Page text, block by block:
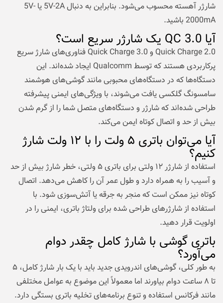
شارژر آهسته محسوب می‌شود. بنابراین به دنبال 5V-2A یا 5V-
2000mA باشید.
آیا QC 3.0 یک شارژر سریع است؟
Quick Charge 2.0 و Quick Charge 3.0 فناوری‌های شارژ سریع
پرکاربردی هستند که توسط Qualcomm ایجاد شده‌اند. این
دستگاه‌ها که در دستگاه‌های محبوبی مانند گوشی‌های هوشمند
سامسونگ گلکسی یافت می‌شوند، با ویژگی‌های ایمنی پیشرفته
طراحی شده‌اند که شارژر و دستگاه‌های متصل شما را از گرم شدن
بیش از حد و اتصال کوتاه ایمن می‌کند.
آیا می‌توان باتری ۵ ولت را با ۱۲ ولت شارژ
کنیم؟
استفاده از شارژر ۱۲ ولتی برای باتری ۵ ولتی، خطر شارژ بیش از حد
و آسیب را به همراه دارد و طول عمر آن را کاهش می‌دهد. اتصال
کوتاه نیز ممکن است که منجر به جرقه یا آتش‌سوزی شود. با
استفاده از شارژرهای طراحی شده برای ولتاژ باتری، ایمنی را در
اولویت قرار دهید.
باتری گوشی با شارژ کامل چقدر دوام
می‌آورد؟
به طور کلی، گوشی‌های اندرویدی جدید باید با یک بار شارژ کامل، ۵
تا ۸ ساعت دوام بیاورند اما معمولاً این موضوع به عوامل مختلفی
مانند فرکانس استفاده و تنوع برنامه‌های تخلیه باتری بستگی دارد.